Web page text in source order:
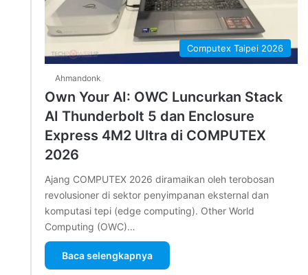
Computex Taipei 2026
Ahmandonk
Own Your AI: OWC Luncurkan Stack
AI Thunderbolt 5 dan Enclosure
Express 4M2 Ultra di COMPUTEX
2026
Ajang COMPUTEX 2026 diramaikan oleh terobosan
revolusioner di sektor penyimpanan eksternal dan
komputasi tepi (edge computing). Other World
Computing (OWC)…
Baca selengkapnya